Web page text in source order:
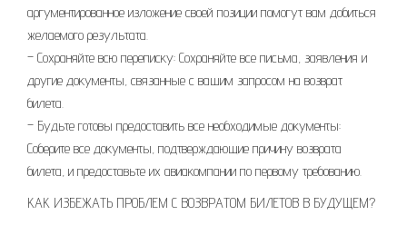
аргументированное изложение своей позиции помогут вам добиться
желаемого результата.
– Сохраняйте всю переписку: Сохраняйте все письма, заявления и
другие документы, связанные с вашим запросом на возврат
билета.
– Будьте готовы предоставить все необходимые документы:
Соберите все документы, подтверждающие причину возврата
билета, и предоставьте их авиакомпании по первому требованию.
КАК ИЗБЕЖАТЬ ПРОБЛЕМ С ВОЗВРАТОМ БИЛЕТОВ В БУДУЩЕМ?